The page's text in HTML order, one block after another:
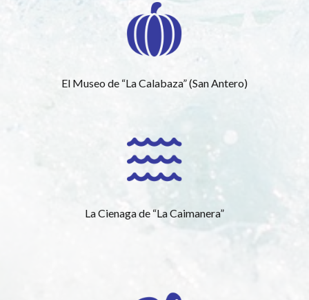
El Museo de “La Calabaza” (San Antero)
La Cienaga de “La Caimanera”